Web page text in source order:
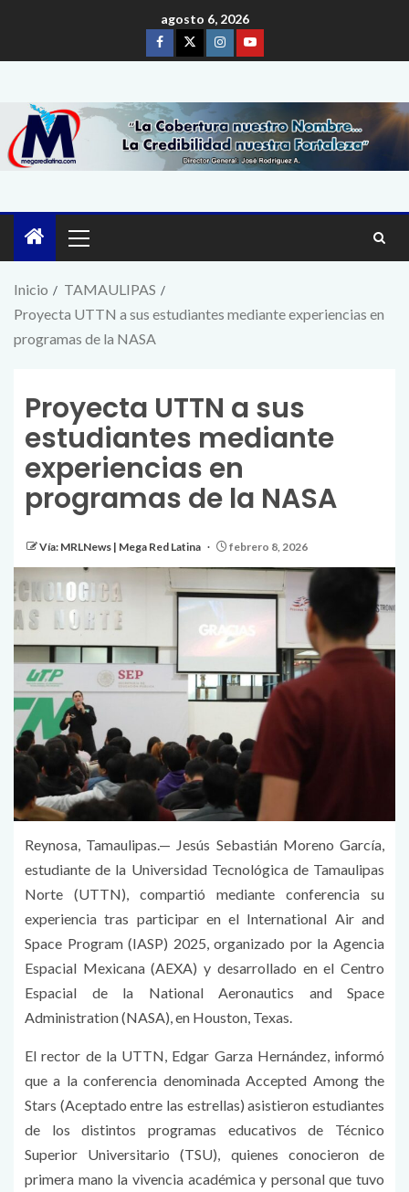
agosto 6, 2026
Inicio
TAMAULIPAS
Proyecta UTTN a sus estudiantes mediante experiencias en
programas de la NASA
Proyecta UTTN a sus
estudiantes mediante
experiencias en
programas de la NASA
Vía: MRLNews | Mega Red Latina febrero 8, 2026
Reynosa, Tamaulipas.— Jesús Sebastián Moreno García,
estudiante de la Universidad Tecnológica de Tamaulipas
Norte (UTTN), compartió mediante conferencia su
experiencia tras participar en el International Air and
Space Program (IASP) 2025, organizado por la Agencia
Espacial Mexicana (AEXA) y desarrollado en el Centro
Espacial de la National Aeronautics and Space
Administration (NASA), en Houston, Texas.
El rector de la UTTN, Edgar Garza Hernández, informó
que a la conferencia denominada Accepted Among the
Stars (Aceptado entre las estrellas) asistieron estudiantes
de los distintos programas educativos de Técnico
Superior Universitario (TSU), quienes conocieron de
primera mano la vivencia académica y personal que tuvo